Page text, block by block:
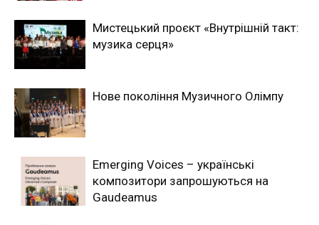
Мистецький проєкт «Внутрішній такт:
музика серця»
Новe покоління Музичного Олімпу
Emerging Voices – українські
композитори запрошуються на
Gaudeamus